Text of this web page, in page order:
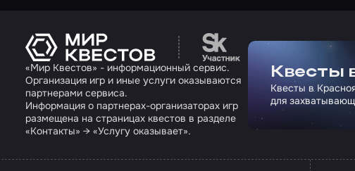
Перейти на сайт партнера
«Мир Квестов» - информационный сервис.
Организация игр и иные услуги оказываются
партнерами сервиса.
Информация о партнерах-организаторах игр
размещена на страницах квестов в разделе
«Контакты» → «Услугу оказывает».
Квесты
Квесты в
для